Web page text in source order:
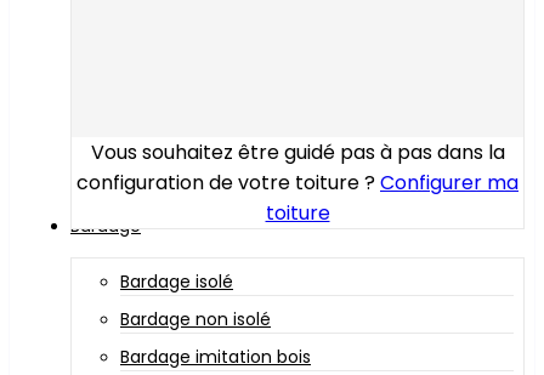
Vous souhaitez être guidé pas à pas dans la
configuration de votre toiture ?Configurer ma
toiture
Bardage
Bardage isolé
Bardage non isolé
Bardage imitation bois